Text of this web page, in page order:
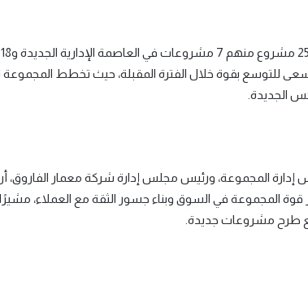
تسعى للتوسع بقوة خلال الفترة المقبلة، حيث تخطط
المجموعة، ورئيس مجلس إدارة شركة معمار الفاروق، أن
المجموعة في السوق وبناء جسور الثقة مع العملاء، مشيرًا
مع طرح مشروعات جديدة.